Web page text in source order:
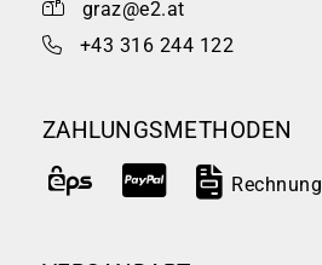
graz@e2.at
+43 316 244 122
ZAHLUNGSMETHODEN
Rechnung